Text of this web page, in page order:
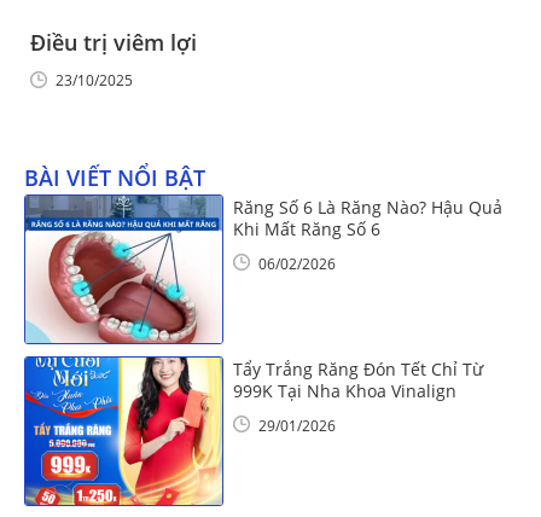
Điều trị viêm lợi
23/10/2025
BÀI VIẾT NỔI BẬT
Răng Số 6 Là Răng Nào? Hậu Quả
Khi Mất Răng Số 6
06/02/2026
Tẩy Trắng Răng Đón Tết Chỉ Từ
999K Tại Nha Khoa Vinalign
29/01/2026